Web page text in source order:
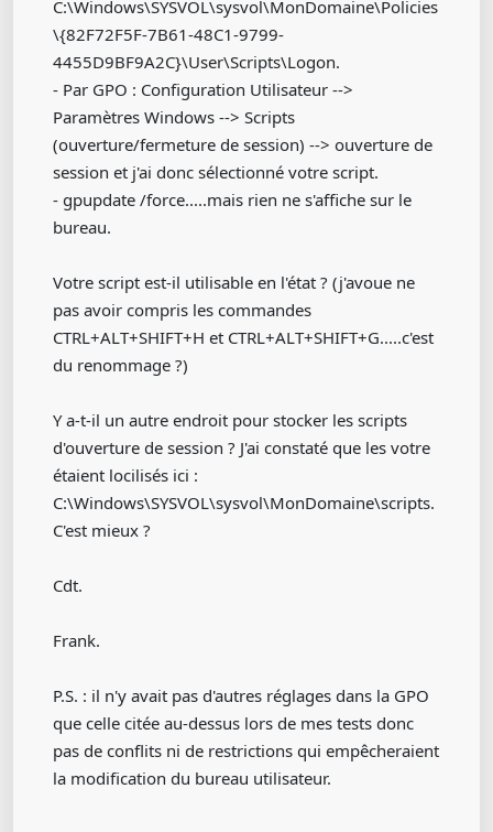
C:\Windows\SYSVOL\sysvol\MonDomaine\Policies
\{82F72F5F-7B61-48C1-9799-
4455D9BF9A2C}\User\Scripts\Logon.
- Par GPO : Configuration Utilisateur -->
Paramètres Windows --> Scripts
(ouverture/fermeture de session) --> ouverture de
session et j'ai donc sélectionné votre script.
- gpupdate /force.....mais rien ne s'affiche sur le
bureau.
Votre script est-il utilisable en l'état ? (j'avoue ne
pas avoir compris les commandes
CTRL+ALT+SHIFT+H et CTRL+ALT+SHIFT+G.....c'est
du renommage ?)
Y a-t-il un autre endroit pour stocker les scripts
d'ouverture de session ? J'ai constaté que les votre
étaient locilisés ici :
C:\Windows\SYSVOL\sysvol\MonDomaine\scripts.
C'est mieux ?
Cdt.
Frank.
P.S. : il n'y avait pas d'autres réglages dans la GPO
que celle citée au-dessus lors de mes tests donc
pas de conflits ni de restrictions qui empêcheraient
la modification du bureau utilisateur.